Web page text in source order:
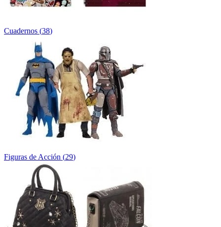
Cuadernos (38)
Figuras de Acción (29)